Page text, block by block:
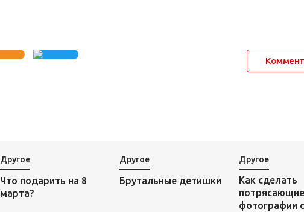
Другое
Что подарить на 8
марта?
Другое
Брутальные детишки
Другое
Как сделать
потрясающие
фотографии